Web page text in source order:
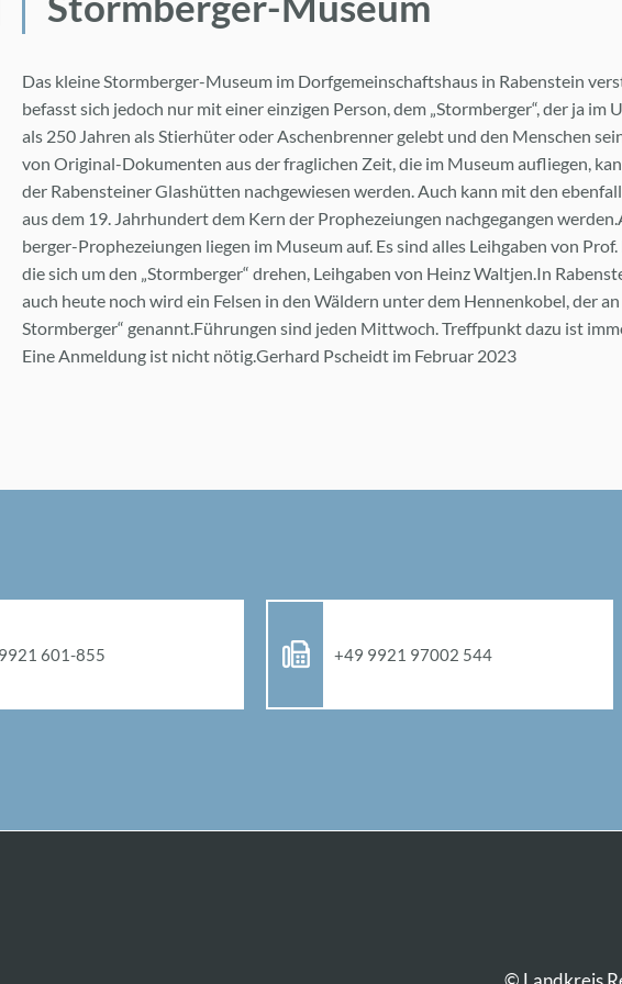
Das klei­ne Storm­ber­ger-Mu­se­um im Dorf­ge­mein­schafts­haus in Ra­ben­stein
be­fasst sich je­doch nur mit ei­ner ein­zi­gen Per­son, dem „Storm­ber­ger“, der ja
als 250 Jah­ren als Stier­hü­ter oder Aschen­bren­ner ge­lebt und den Men­schen
von Ori­gi­nal-Do­ku­men­ten aus der frag­li­chen Zeit, die im Mu­se­um auf­lie­gen,
der Ra­ben­stei­ner Glas­hüt­ten nach­ge­wie­sen wer­den. Auch kann mit den
aus dem 19. Jahr­hun­dert dem Kern der Pro­phe­zei­un­gen nach­ge­gan­gen
ber­ger-Pro­phe­zei­un­gen lie­gen im Mu­se­um auf. Es sind al­les Leih­ga­ben von
die sich um den „Storm­ber­ger“ dre­hen, Leih­ga­ben von Heinz Walt­jen.In
auch heu­te noch wird ein Fel­sen in den Wäl­dern un­ter dem Hen­nenk­obel, der
Storm­ber­ger“ ge­nannt.Füh­run­gen sind je­den Mitt­woch. Treff­punkt dazu ist
Eine An­mel­dung ist nicht nö­tig.Ger­hard Pscheidt im Fe­bru­ar 2023
601-855 +49 9921 97002 544